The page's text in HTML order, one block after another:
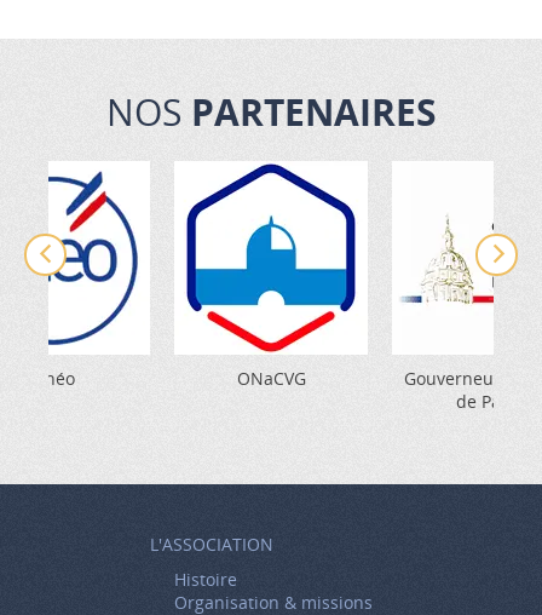
NOS PARTENAIRES
Unéo ONaCVG
Gouverneur
de Paris
L'ASSOCIATION
Histoire
Organisation & missions